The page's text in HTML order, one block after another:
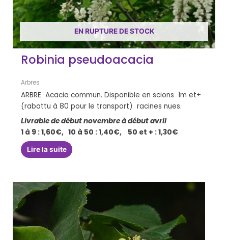
EN RUPTURE DE STOCK
Robinia pseudoacacia
Arbres
ARBRE Acacia commun. Disponible en scions 1m et+
(rabattu à 80 pour le transport) racines nues.
Livrable de début novembre à début avril
1 à 9 : 1,60€, 10 à 50 : 1,40€, 50 et + : 1,30€
Lire la suite